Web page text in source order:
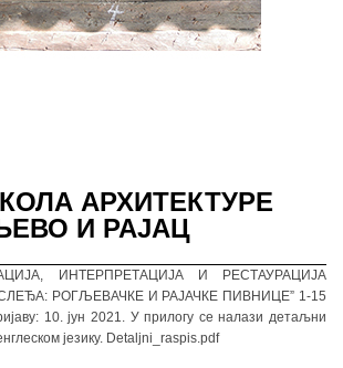
АРХИТЕКТУРЕ
И РАЈАЦ
ИНТЕРПРЕТАЦИЈА И РЕСТАУРАЦИЈА
РОГЉЕВАЧКЕ И РАЈАЧКЕ ПИВНИЦЕ” 1-15
10. јун 2021. У прилогу се налази детаљни
језику. Detaljni_raspis.pdf